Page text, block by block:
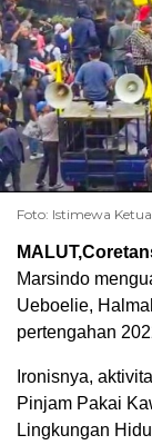
Foto: Istimewa
MALUT,
Marsindo
Ueboelie,
pertengahan
Ironisnya,
Pinjam Pakai
Lingkungan